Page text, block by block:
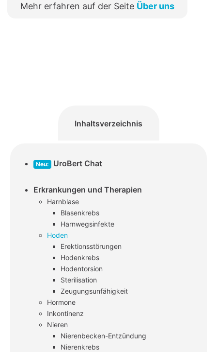
Mehr erfahren auf der Seite Über uns
Inhaltsverzeichnis
Neu: UroBert Chat
Erkrankungen und Therapien
Harnblase
Blasenkrebs
Harnwegsinfekte
Hoden
Erektionsstörungen
Hodenkrebs
Hodentorsion
Sterilisation
Zeugungsunfähigkeit
Hormone
Inkontinenz
Nieren
Nierenbecken-Entzündung
Nierenkrebs